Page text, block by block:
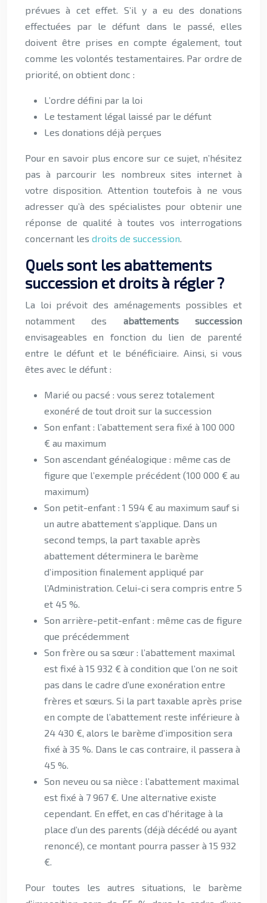
prévues à cet effet. S’il y a eu des donations
effectuées par le défunt dans le passé, elles
doivent être prises en compte également, tout
comme les volontés testamentaires. Par ordre de
priorité, on obtient donc :
L’ordre défini par la loi
Le testament légal laissé par le défunt
Les donations déjà perçues
Pour en savoir plus encore sur ce sujet, n’hésitez
pas à parcourir les nombreux sites internet à
votre disposition. Attention toutefois à ne vous
adresser qu’à des spécialistes pour obtenir une
réponse de qualité à toutes vos interrogations
concernant les droits de succession.
Quels sont les abattements
succession et droits à régler ?
La loi prévoit des aménagements possibles et
notamment des abattements succession
envisageables en fonction du lien de parenté
entre le défunt et le bénéficiaire. Ainsi, si vous
êtes avec le défunt :
Marié ou pacsé : vous serez totalement
exonéré de tout droit sur la succession
Son enfant : l’abattement sera fixé à 100 000
€ au maximum
Son ascendant généalogique : même cas de
figure que l’exemple précédent (100 000 € au
maximum)
Son petit-enfant : 1 594 € au maximum sauf si
un autre abattement s’applique. Dans un
second temps, la part taxable après
abattement déterminera le barème
d’imposition finalement appliqué par
l’Administration. Celui-ci sera compris entre 5
et 45 %.
Son arrière-petit-enfant : même cas de figure
que précédemment
Son frère ou sa sœur : l’abattement maximal
est fixé à 15 932 € à condition que l’on ne soit
pas dans le cadre d’une exonération entre
frères et sœurs. Si la part taxable après prise
en compte de l’abattement reste inférieure à
24 430 €, alors le barème d’imposition sera
fixé à 35 %. Dans le cas contraire, il passera à
45 %.
Son neveu ou sa nièce : l’abattement maximal
est fixé à 7 967 €. Une alternative existe
cependant. En effet, en cas d’héritage à la
place d’un des parents (déjà décédé ou ayant
renoncé), ce montant pourra passer à 15 932
€.
Pour toutes les autres situations, le barème